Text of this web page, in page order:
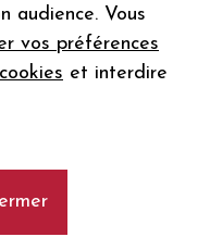
audience. Vous
vos préférences
et interdire
recevoir la newsletter de la